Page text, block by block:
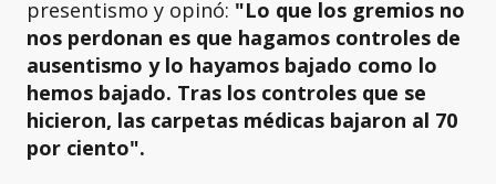
presentismo y opinó: "Lo que los gremios no
nos perdonan es que hagamos controles de
ausentismo y lo hayamos bajado como lo
hemos bajado. Tras los controles que se
hicieron, las carpetas médicas bajaron al 70
por ciento".